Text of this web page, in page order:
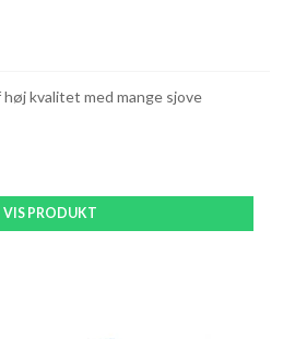
kvalitet med mange sjove
VIS PRODUKT